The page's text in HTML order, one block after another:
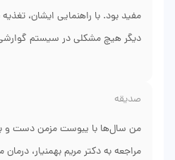
مفید بود. با راهنمایی ایشان،
دیگر هیچ مشکلی در سیستم
صدیقه
من سال‌ها با یبوست مزمن دست و
مراجعه به دکتر مریم بهمنیار،